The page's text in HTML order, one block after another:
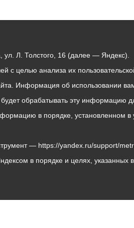
Л. Толстого, 16 (далее — Яндекс).
целью анализа их пользовательской
Информация об использовании
обрабатывать эту информацию
в порядке, установленном в
— https://yandex.ru/support/
в порядке и целях, указанных